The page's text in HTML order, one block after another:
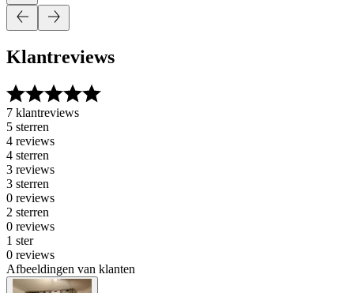
Klantreviews
7 klantreviews
5 sterren
4 reviews
4 sterren
3 reviews
3 sterren
0 reviews
2 sterren
0 reviews
1 ster
0 reviews
Afbeeldingen van klanten